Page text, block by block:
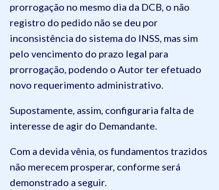
prorrogação no mesmo dia da DCB, o não
registro do pedido não se deu por
inconsistência do sistema do INSS, mas sim
pelo vencimento do prazo legal para
prorrogação, podendo o Autor ter efetuado
novo requerimento administrativo.
Supostamente, assim, configuraria falta de
interesse de agir do Demandante.
Com a devida vênia, os fundamentos trazidos
não merecem prosperar, conforme será
demonstrado a seguir.